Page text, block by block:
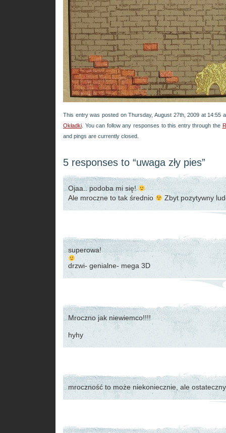
This entry was posted on Thursday, August 27th, 2009 at 14:55
Okładki . You can follow any responses to this entry through the
and pings are currently closed.
5 responses to “uwaga zły pies”
Ojaa.. podoba mi się!
Ale mroczne to tak średnio
Zbyt pozytywny
superowa!
drzwi- genialne- mega 3D
Mroczno jak niewiemco!!!!
hyhy
mroczność to może niekoniecznie, ale